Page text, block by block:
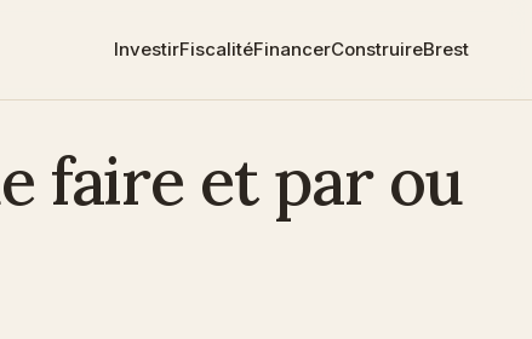
InvestirFiscalitéFinancerConstruireBrest
faire et par ou